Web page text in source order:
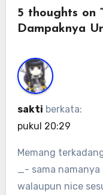
5 thoughts on
Dampaknya
sakti berkata:
pukul 20:29
Memang
_- sama
walaupun nice